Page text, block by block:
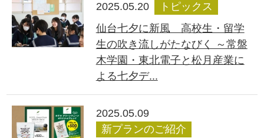
2025.05.20
トピックス
仙台七夕に新風 高校生・留学
生の吹き流しがたなびく ～常盤
木学園・東北電子と松月産業に
よる七夕デ...
2025.05.09
新プランのご紹介